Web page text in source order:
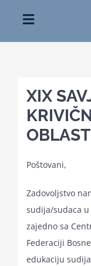
Toggle
XIX
Poštovani,
Zadovoljstvo
sudija/sudaca u
zajedno sa
Federaciji
edukaciju